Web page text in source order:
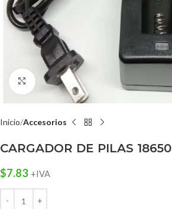
Click para agrandar
Inicio Accesorios
CARGADOR DE PILAS 18650
$7.83 +IVA